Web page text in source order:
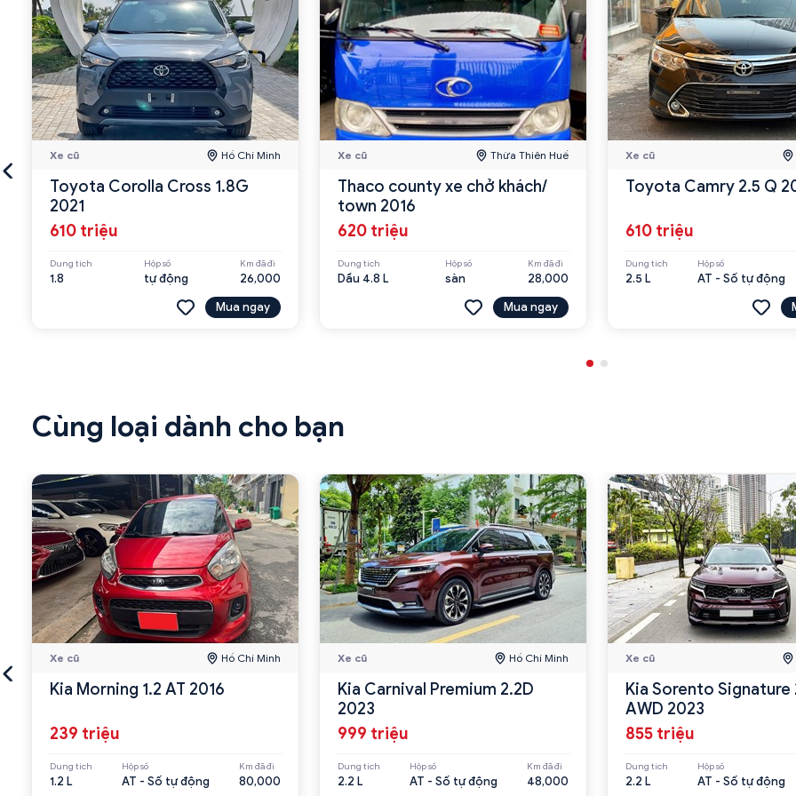
Xe cũ Hồ Chí Minh
Toyota Corolla Cross 1.8G
2021
610 triệu
Dung tích
1.8
Hộp số
tự động
Km đã đi
26,000
Mua ngay
Xe cũ Thừa Thiên Huế
Thaco county xe chở khách/
town 2016
620 triệu
Dung tích
Dầu 4.8 L
Hộp số
sàn
Km đã đi
28,000
Mua ngay
Xe cũ
Toyota Camry 2.5 Q
610 triệu
Dung tích
2.5 L
Hộp số
AT - Số tự động
Cùng loại dành cho bạn
Xe cũ Hồ Chí Minh
Kia Morning 1.2 AT 2016
239 triệu
Dung tích
1.2 L
Hộp số
AT - Số tự động
Km đã đi
80,000
Xe cũ Hồ Chí Minh
Kia Carnival Premium 2.2D
2023
999 triệu
Dung tích
2.2 L
Hộp số
AT - Số tự động
Km đã đi
48,000
Xe cũ
Kia Sorento Signature
AWD 2023
855 triệu
Dung tích
2.2 L
Hộp số
AT - Số tự động